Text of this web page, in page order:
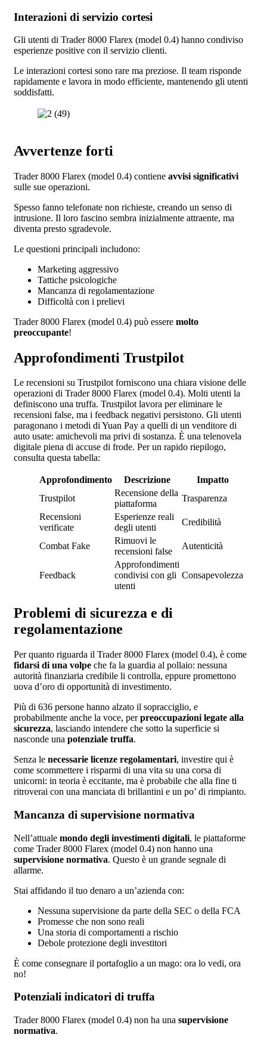
Interazioni di servizio cortesi
Gli utenti di Trader 8000 Flarex (model 0.4) hanno condiviso
esperienze positive con il servizio clienti.
Le interazioni cortesi sono rare ma preziose. Il team risponde
rapidamente e lavora in modo efficiente, mantenendo gli utenti
soddisfatti.
Avvertenze forti
Trader 8000 Flarex (model 0.4) contiene avvisi significativi
sulle sue operazioni.
Spesso fanno telefonate non richieste, creando un senso di
intrusione. Il loro fascino sembra inizialmente attraente, ma
diventa presto sgradevole.
Le questioni principali includono:
Marketing aggressivo
Tattiche psicologiche
Mancanza di regolamentazione
Difficoltà con i prelievi
Trader 8000 Flarex (model 0.4) può essere molto
preoccupante!
Approfondimenti Trustpilot
Le recensioni su Trustpilot forniscono una chiara visione delle
operazioni di Trader 8000 Flarex (model 0.4). Molti utenti la
definiscono una truffa. Trustpilot lavora per eliminare le
recensioni false, ma i feedback negativi persistono. Gli utenti
paragonano i metodi di Yuan Pay a quelli di un venditore di
auto usate: amichevoli ma privi di sostanza. È una telenovela
digitale piena di accuse di frode. Per un rapido riepilogo,
consulta questa tabella:
Approfondimento Descrizione
Impatto
Trustpilot
Recensione della
piattaforma
Trasparenza
Recensioni
verificate
Esperienze reali
degli utenti
Credibilità
Combat Fake
Rimuovi le
recensioni false
Autenticità
Feedback
Approfondimenti
condivisi con gli
utenti
Consapevolezza
Problemi di sicurezza e di
regolamentazione
Per quanto riguarda il Trader 8000 Flarex (model 0.4), è come
fidarsi di una volpe che fa la guardia al pollaio: nessuna
autorità finanziaria credibile li controlla, eppure promettono
uova d’oro di opportunità di investimento.
Più di 636 persone hanno alzato il sopracciglio, e
probabilmente anche la voce, perpreoccupazioni legate alla
sicurezza, lasciando intendere che sotto la superficie si
nasconde una potenziale truffa.
Senza le necessarie licenze regolamentari, investire qui è
come scommettere i risparmi di una vita su una corsa di
unicorni: in teoria è eccitante, ma è probabile che alla fine ti
ritroverai con una manciata di brillantini e un po’ di rimpianto.
Mancanza di supervisione normativa
Nell’attuale mondo degli investimenti digitali, le piattaforme
come Trader 8000 Flarex (model 0.4) non hanno una
supervisione normativa. Questo è un grande segnale di
allarme.
Stai affidando il tuo denaro a un’azienda con:
Nessuna supervisione da parte della SEC o della FCA
Promesse che non sono reali
Una storia di comportamenti a rischio
Debole protezione degli investitori
È come consegnare il portafoglio a un mago: ora lo vedi, ora
no!
Potenziali indicatori di truffa
Trader 8000 Flarex (model 0.4) non ha una supervisione
normativa.